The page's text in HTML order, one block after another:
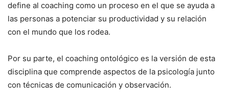
define al coaching como un proceso en el que se ayuda a
las personas a potenciar su productividad y su relación
con el mundo que los rodea.
Por su parte, el coaching ontológico es la versión de esta
disciplina que comprende aspectos de la psicología junto
con técnicas de comunicación y observación.